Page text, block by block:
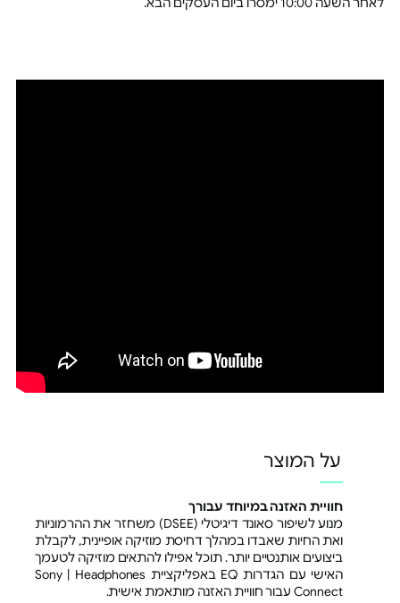
על המוצר
חוויית האזנה במיוחד עבורך
מנוע לשיפור סאונד דיגיטלי (DSEE) משחזר את ההרמוניות
ואת החיות שאבדו במהלך דחיסת מוזיקה אופיינית, לקבלת
ביצועים אותנטיים יותר. תוכל אפילו להתאים מוזיקה לטעמך
האישי עם הגדרות EQ באפליקציית Sony | Headphones
Connect עבור חוויית האזנה מותאמת אישית.